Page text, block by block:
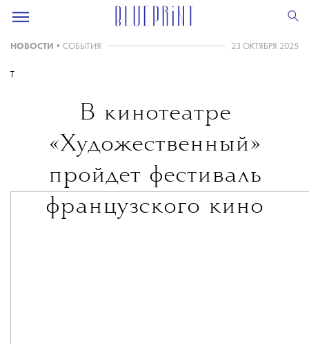
НОВОСТИ • СОБЫТИЯ 23 ОКТЯБРЯ 2025
T
В кинотеатре
«Художественный»
пройдет фестиваль
французского кино